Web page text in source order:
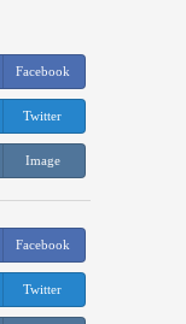
Facebook
Twitter
Image
Facebook
Twitter